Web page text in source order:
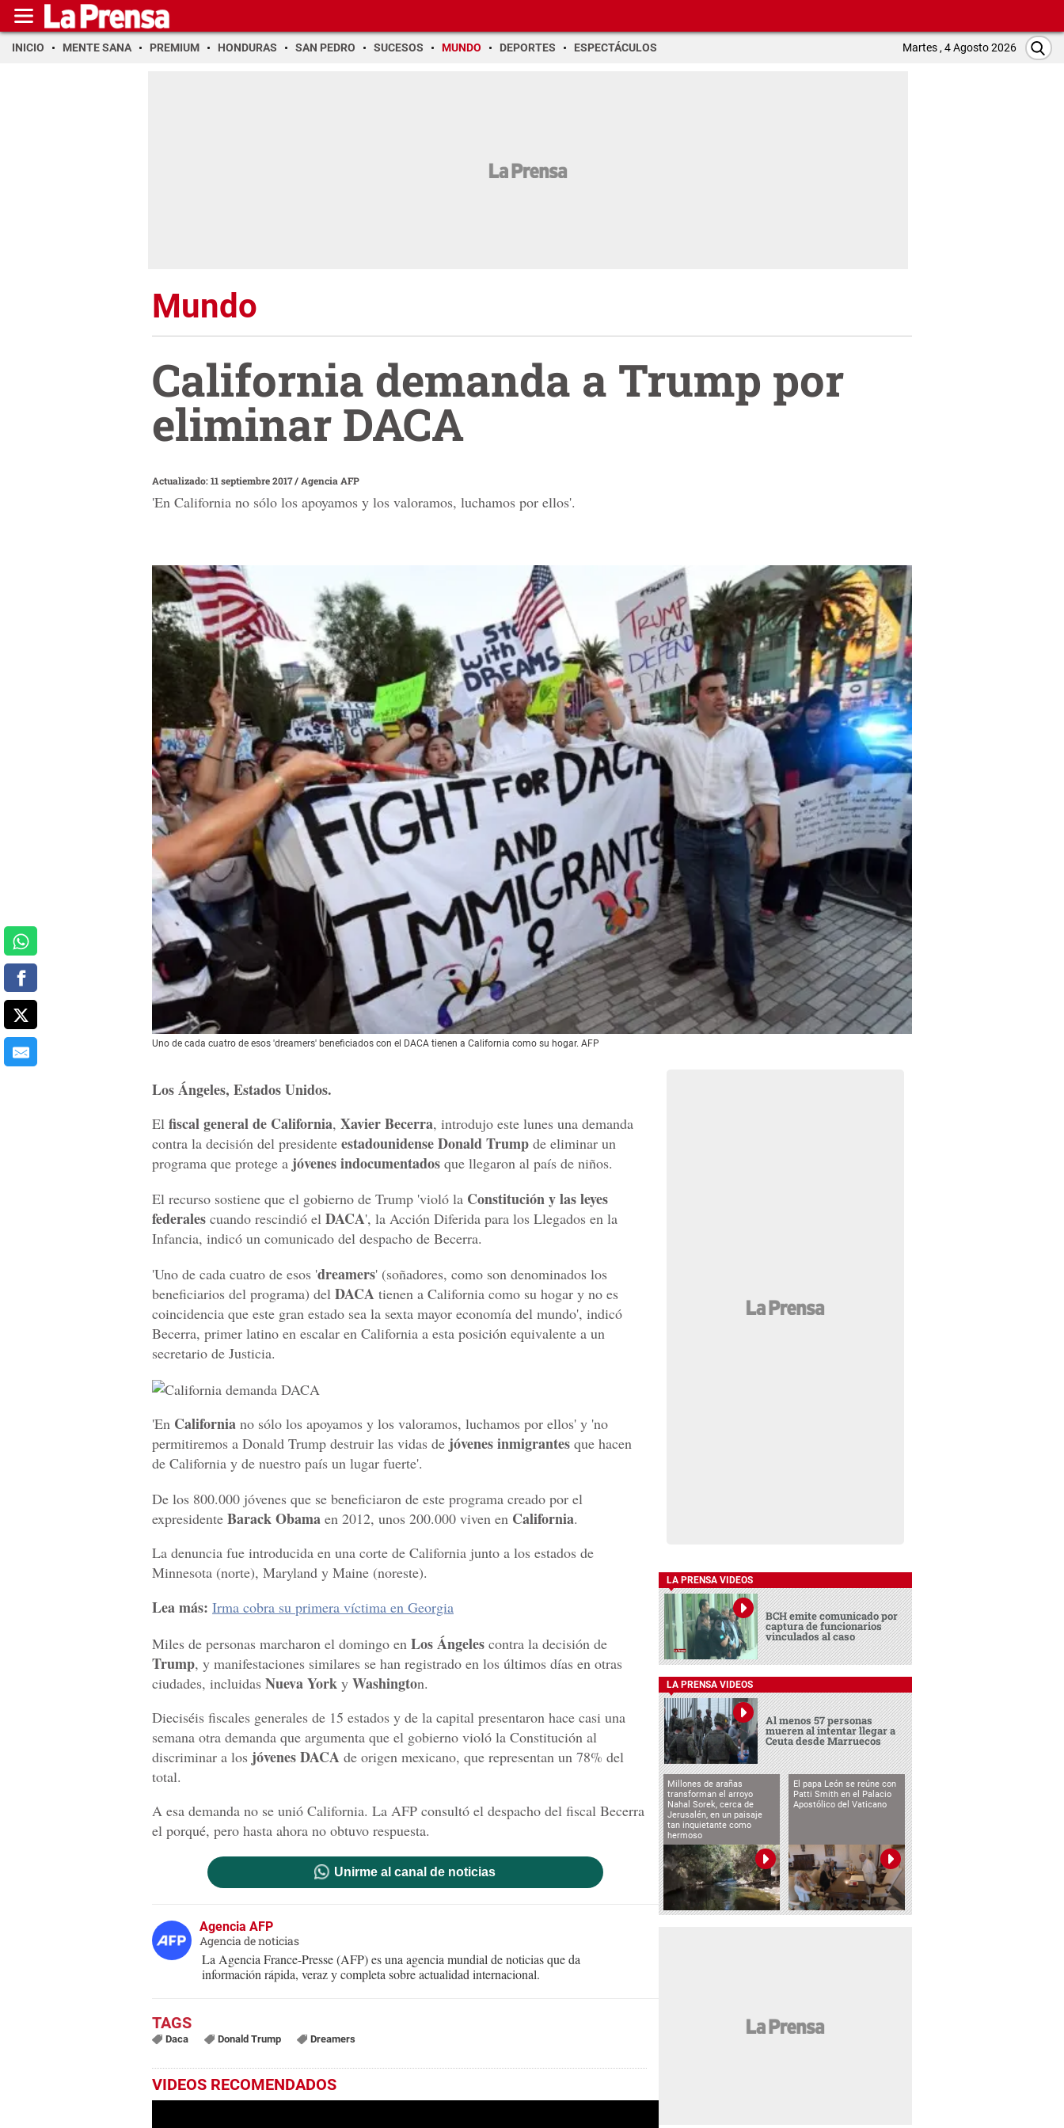
INICIO MENTE SANA PREMIUM HONDURAS SAN PEDRO SUCESOS MUNDO DEPORTES ESPECTÁCULOS Martes , 4 Agosto 2026
Mundo
California demanda a Trump por
eliminar DACA
Actualizado: 11 septiembre 2017/ Agencia AFP
'En California no sólo los apoyamos y los valoramos, luchamos por ellos'.
Uno de cada cuatro de esos 'dreamers' beneficiados con el DACA tienen a California como su hogar. AFP
Los Ángeles, Estados Unidos.
El fiscalgeneral de California, Xavier Becerra, introdujo este lunes una demanda
contra la decisión del presidente estadounidense Donald Trump de eliminar un
programa que protege a jóvenes indocumentados que llegaron al país de niños.
El recurso sostiene que el gobierno de Trump 'violó la Constitución y las leyes
federales cuando rescindió el DACA', la Acción Diferida para los Llegados en la
Infancia, indicó un comunicado del despacho de Becerra.
'Uno de cada cuatro de esos 'dreamers' (soñadores, como son denominados los
beneficiarios del programa) del DACA tienen a California como su hogar y no es
coincidencia que este gran estado sea la sexta mayor economía del mundo', indicó
Becerra, primer latino en escalar en California a esta posición equivalente a un
secretario de Justicia.
'En California no sólo los apoyamos y los valoramos, luchamos por ellos' y 'no
permitiremos a Donald Trump destruir las vidas de jóvenes inmigrantes que hacen
de California y de nuestro país un lugar fuerte'.
De los 800.000 jóvenes que se beneficiaron de este programa creado por el
expresidente Barack Obama en 2012, unos 200.000 viven en California.
La denuncia fue introducida en una corte de California junto a los estados de
Minnesota (norte), Maryland y Maine (noreste).
Lea más: Irma cobra su primera víctima en Georgia
Miles de personas marcharon el domingo en Los Ángeles contra la decisión de
Trump, y manifestaciones similares se han registrado en los últimos días en otras
ciudades, incluidas Nueva York y Washington.
Dieciséis fiscales generales de 15 estados y de la capital presentaron hace casi una
semana otra demanda que argumenta que el gobierno violó la Constitución al
discriminar a los jóvenes DACA de origen mexicano, que representan un 78% del
total.
A esa demanda no se unió California. La AFP consultó el despacho del fiscal Becerra
el porqué, pero hasta ahora no obtuvo respuesta.
Unirme al canal de noticias
Agencia AFP
Agencia de noticias
La Agencia France-Presse (AFP) es una agencia mundial de noticias que da
información rápida, veraz y completa sobre actualidad internacional.
Daca Donald Trump Dreamers
VIDEOS RECOMENDADOS
LA PRENSA VIDEOS
BCH emite comunicado por
captura de funcionarios
vinculados al caso
LA PRENSA VIDEOS
Al menos 57 personas
mueren al intentar llegar a
Ceuta desde Marruecos
Millones de arañas
transforman el arroyo
Nahal Sorek, cerca de
Jerusalén, en un paisaje
tan inquietante como
hermoso
El papa León se reúne con
Patti Smith en el Palacio
Apostólico del Vaticano